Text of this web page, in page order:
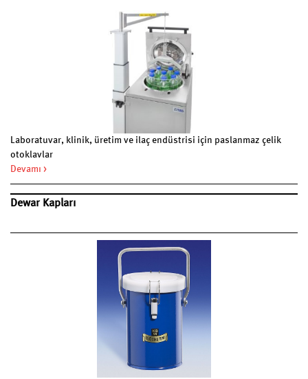
Laboratuvar, klinik, üretim ve ilaç endüstrisi için paslanmaz çelik
otoklavlar
Devamı >
Dewar Kapları